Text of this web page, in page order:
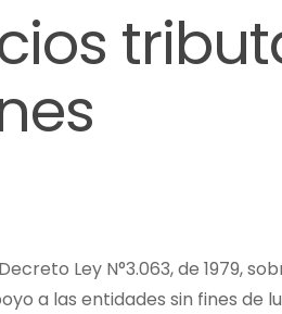
Ley N°3.063, de 1979,
a las entidades sin fines de